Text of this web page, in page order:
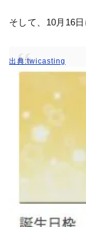
そして、10月16
出典:twicasting